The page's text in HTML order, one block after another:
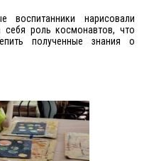
воспитанники нарисовали
роль космонавтов, что
полученные знания о